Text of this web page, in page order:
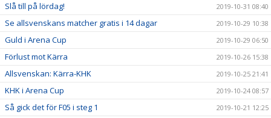
Slå till på lördag! 2019-10-31 08:40
Se allsvenskans matcher gratis i 14 dagar 2019-10-29 10:38
Guld i Arena Cup 2019-10-29 06:50
Förlust mot Kärra 2019-10-26 15:38
Allsvenskan: Kärra-KHK 2019-10-25 21:41
KHK i Arena Cup 2019-10-24 08:57
Så gick det för F05 i steg 1 2019-10-21 12:25